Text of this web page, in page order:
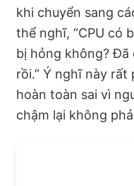
khi chuyển sang
thể nghĩ, “CPU có
bị hỏng không? Đã
rồi.” Ý nghĩ này
hoàn toàn sai vì
chậm lại không